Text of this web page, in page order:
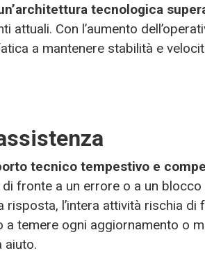
tecnologica
attuali. Con l’aumento
a mantenere stabilità e
tecnico tempestivo e
fronte a un errore o a un
risposta, l’intera attività rischia di
temere ogni aggiornamento o
aiuto.